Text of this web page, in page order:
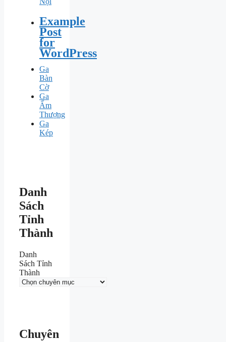
Example
Post
for
WordPress
Ga
Bàn
Cờ
Ga
Ấm
Thượng
Ga
Kép
Danh
Sách
Tỉnh
Thành
Danh
Sách Tỉnh
Thành
Chuyên